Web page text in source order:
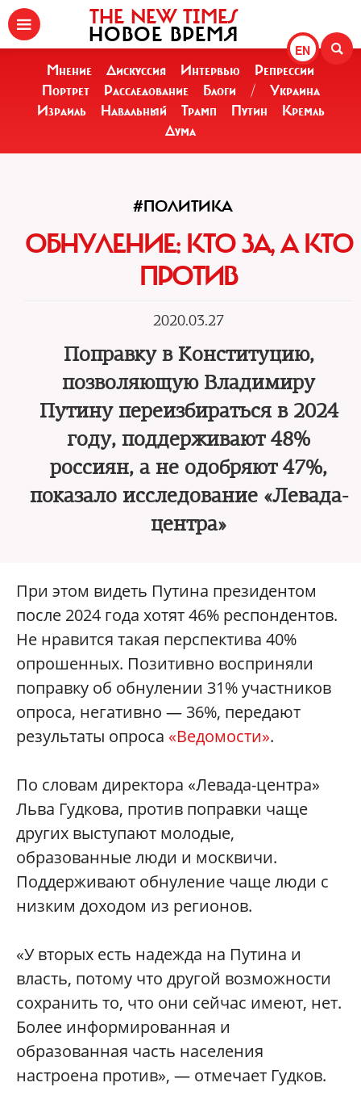
EN
THE NEW TIMES
НОВОЕ ВРЕМЯ
Мнение Дискуссия Интервью
Репрессии
Портрет
Расследование Блоги /
Украина
Израиль
Навальный Трамп Путин
Кремль
Дума
#ПОЛИТИКА
ОБНУЛЕНИЕ: КТО ЗА, А КТО
ПРОТИВ
2020.03.27
Поправку в Конституцию,
позволяющую Владимиру
Путину переизбираться в 2024
году, поддерживают 48%
россиян, а не одобряют 47%,
показало исследование «Левада-
центра»
При этом видеть Путина президентом
после 2024 года хотят 46% респондентов.
Не нравится такая перспектива 40%
опрошенных. Позитивно восприняли
поправку об обнулении 31% участников
опроса, негативно — 36%, передают
результаты опроса «Ведомости».
По словам директора «Левада-центра»
Льва Гудкова, против поправки чаще
других выступают молодые,
образованные люди и москвичи.
Поддерживают обнуление чаще люди с
низким доходом из регионов.
«У вторых есть надежда на Путина и
власть, потому что другой возможности
сохранить то, что они сейчас имеют, нет.
Более информированная и
образованная часть населения
настроена против», — отмечает Гудков.